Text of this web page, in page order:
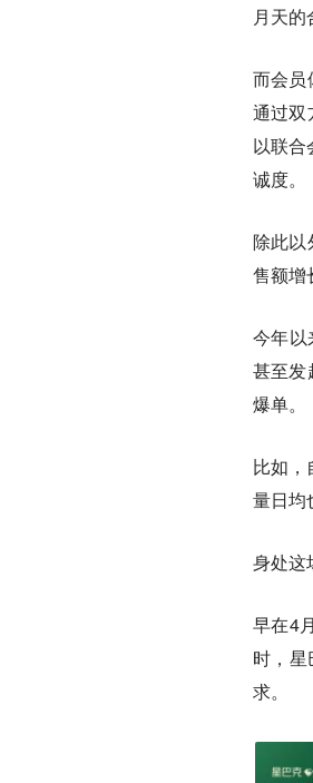
月天
而会员
通过双
以联
诚度。
除此以
售额增
今年以
甚至发
爆单。
比如，
量日均
身处这
早在4
时，
求。